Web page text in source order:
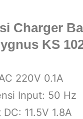
Charger
KS
220V 0.1A
Input: 50 Hz
11.5V 1.8A